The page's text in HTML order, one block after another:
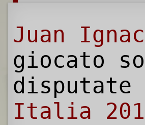
Juan
giocato
Italia